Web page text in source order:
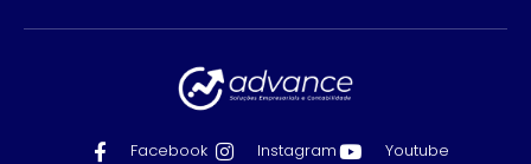
Facebook Instagram
Youtube